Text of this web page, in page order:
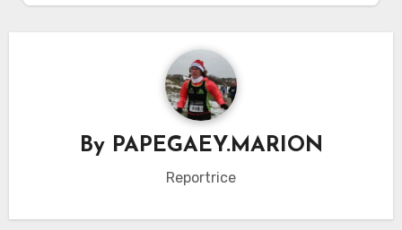
By PAPEGAEY.MARION
Reportrice